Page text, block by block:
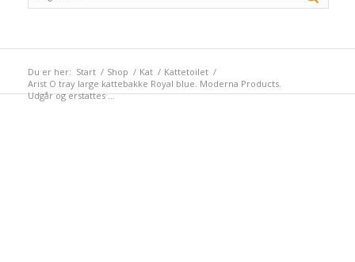
Du er her: Start / Shop / Kat / Kattetoilet /
Arist O tray large kattebakke Royal blue. Moderna Products.
Udgår og erstattes ...